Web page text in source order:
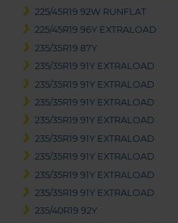
225/45R19 92W RUNFLAT
225/45R19 96Y EXTRALOAD
235/35R19 87Y
235/35R19 91Y EXTRALOAD
235/35R19 91Y EXTRALOAD
235/35R19 91Y EXTRALOAD
235/35R19 91Y EXTRALOAD
235/35R19 91Y EXTRALOAD
235/35R19 91Y EXTRALOAD
235/35R19 91Y EXTRALOAD
235/35R19 91Y EXTRALOAD
235/40R19 92Y